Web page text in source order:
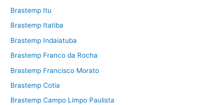
Brastemp Itu
Brastemp Itatiba
Brastemp Indaiatuba
Brastemp Franco da Rocha
Brastemp Francisco Morato
Brastemp Cotia
Brastemp Campo Limpo Paulista